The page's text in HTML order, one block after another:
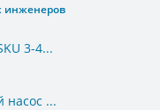
инженеров
3-4...
...